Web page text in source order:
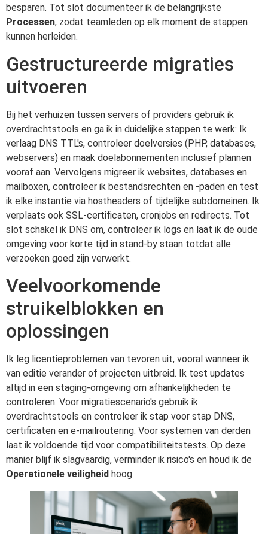
besparen. Tot slot documenteer ik de belangrijkste
Processen, zodat teamleden op elk moment de stappen
kunnen herleiden.
Gestructureerde migraties
uitvoeren
Bij het verhuizen tussen servers of providers gebruik ik
overdrachtstools en ga ik in duidelijke stappen te werk: Ik
verlaag DNS TTL's, controleer doelversies (PHP, databases,
webservers) en maak doelabonnementen inclusief plannen
vooraf aan. Vervolgens migreer ik websites, databases en
mailboxen, controleer ik bestandsrechten en -paden en test
ik elke instantie via hostheaders of tijdelijke subdomeinen. Ik
verplaats ook SSL-certificaten, cronjobs en redirects. Tot
slot schakel ik DNS om, controleer ik logs en laat ik de oude
omgeving voor korte tijd in stand-by staan totdat alle
verzoeken goed zijn verwerkt.
Veelvoorkomende
struikelblokken en
oplossingen
Ik leg licentieproblemen van tevoren uit, vooral wanneer ik
van editie verander of projecten uitbreid. Ik test updates
altijd in een staging-omgeving om afhankelijkheden te
controleren. Voor migratiescenario's gebruik ik
overdrachtstools en controleer ik stap voor stap DNS,
certificaten en e-mailroutering. Voor systemen van derden
laat ik voldoende tijd voor compatibiliteitstests. Op deze
manier blijf ik slagvaardig, verminder ik risico's en houd ik de
Operationele veiligheid hoog.